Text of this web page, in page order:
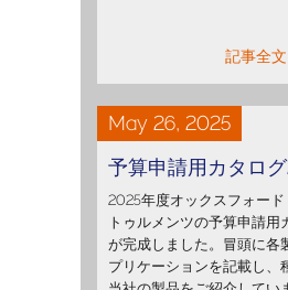
記事全
May 26, 2025
予算申請用カタロ
2025年度オックスフォード
トゥルメンツの予算申請用
が完成しました。冒頭に各
プリケーションを記載し、